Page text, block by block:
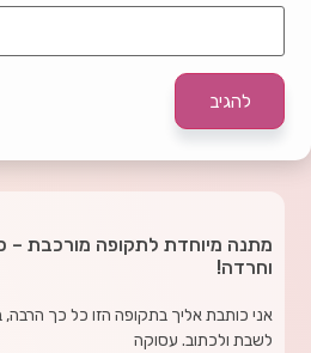
מתנה מיוחדת לתקופה מורכבת
וחרדה!
אני כותבת אליך בתקופה הזו כל כך
לשבת ולכתוב. עסוקה